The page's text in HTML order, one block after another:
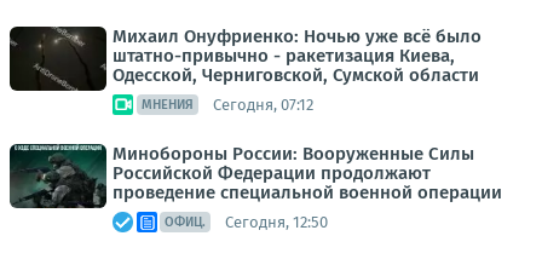
Михаил Онуфриенко: Ночью уже всё было
штатно-привычно - ракетизация Киева,
Одесской, Черниговской, Сумской области
МНЕНИЯ Сегодня, 07:12
Минобороны России: Вооруженные Силы
Российской Федерации продолжают
проведение специальной военной операции
ОФИЦ. Сегодня, 12:50